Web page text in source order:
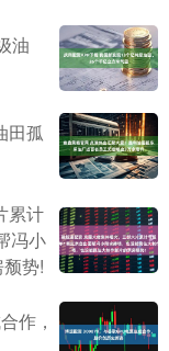
油
田孤
累计
冯小
势!
作，